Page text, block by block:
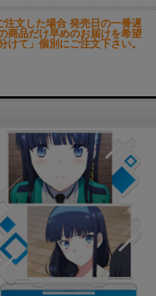
注文した場合 発売日の一番遅
商品だけ早めのお届けを希望
て」個別にご注文下さい。